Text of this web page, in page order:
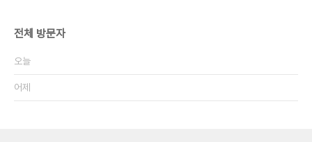
전체 방문자
오늘
어제